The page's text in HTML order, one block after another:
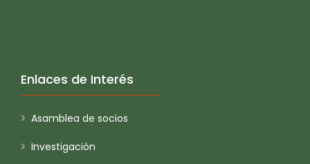
Enlaces de Interés
Asamblea de socios
Investigación